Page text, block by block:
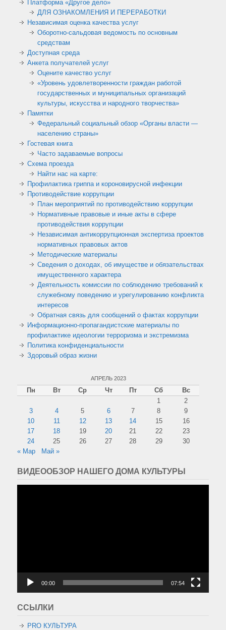
Платформа «Другое дело»
ДЛЯ ОЗНАКОМЛЕНИЯ И ПЕРЕРАБОТКИ
Независимая оценка качества услуг
Оборотно-сальдовая ведомость по основным
средствам
Доступная среда
Анкета получателей услуг
Оцените качество услуг
«Уровень удовлетворенности граждан работой
государственных и муниципальных организаций
культуры, искусства и народного творчества»
Памятки
Федеральный социальный обзор «Органы власти —
населению страны»
Гостевая книга
Часто задаваемые вопросы
Схема проезда
Найти нас на карте:
Профилактика гриппа и короновирусной инфекции
Противодействие коррупции
План мероприятий по противодействию коррупции
Нормативные правовые и иные акты в сфере
противодействия коррупции
Независимая антикоррупционная экспертиза проектов
нормативных правовых актов
Методические материалы
Сведения о доходах, об имуществе и обязательствах
имущественного характера
Деятельность комиссии по соблюдению требований к
служебному поведению и урегулированию конфликта
интересов
Обратная связь для сообщений о фактах коррупции
Информационно-пропагандистские материалы по
профилактике идеологии терроризма и экстремизма
Политика конфиденциальности
Здоровый образ жизни
АПРЕЛЬ 2023
Пн Вт Ср Чт Пт Сб
Вс
1
2
3
4 5 6 7 8
9
10
11 12 13 14 15
16
17
18 19 20 21 22
23
24
25 26 27 28 29
30
« Мар
Май »
ВИДЕООБЗОР НАШЕГО ДОМА КУЛЬТУРЫ
00:00 07:54
ССЫЛКИ
PRO КУЛЬТУРА